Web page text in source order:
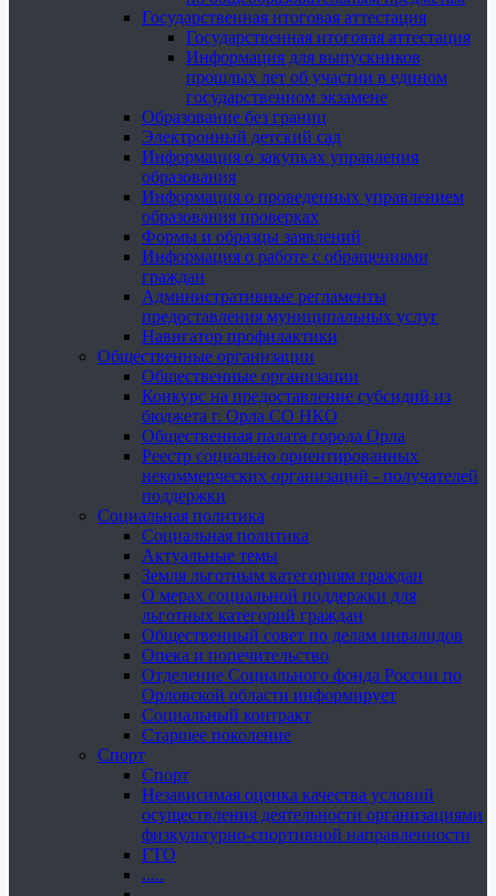
Государственная итоговая аттестация
Государственная итоговая аттестация
Информация для выпускников
прошлых лет об участии в едином
государственном экзамене
Образование без границ
Электронный детский сад
Информация о закупках управления
образования
Информация о проведенных управлением
образования проверках
Формы и образцы заявлений
Информация о работе с обращениями
граждан
Административные регламенты
предоставления муниципальных услуг
Навигатор профилактики
Общественные организации
Общественные организации
Конкурс на предоставление субсидий из
бюджета г. Орла СО НКО
Общественная палата города Орла
Реестр социально ориентированных
некоммерческих организаций - получателей
поддержки
Социальная политика
Социальная политика
Актуальные темы
Земля льготным категориям граждан
О мерах социальной поддержки для
льготных категорий граждан
Общественный совет по делам инвалидов
Опека и попечительство
Отделение Социального фонда России по
Орловской области информирует
Социальный контракт
Старшее поколение
Спорт
Спорт
Независимая оценка качества условий
осуществления деятельности организациями
физкультурно-спортивной направленности
ГТО
.....